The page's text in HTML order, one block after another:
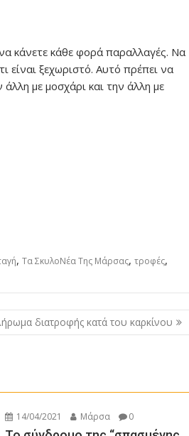
κάνετε κάθε φορά παραλλαγές. Να
είναι ξεχωριστό. Αυτό πρέπει να
με μοσχάρι και την άλλη με
, Τα ΣκυλοΝέα Της Μάρσας, τροφές,
διατροφής κατά του καρκίνου
14/04/2021 Μάρσα 0